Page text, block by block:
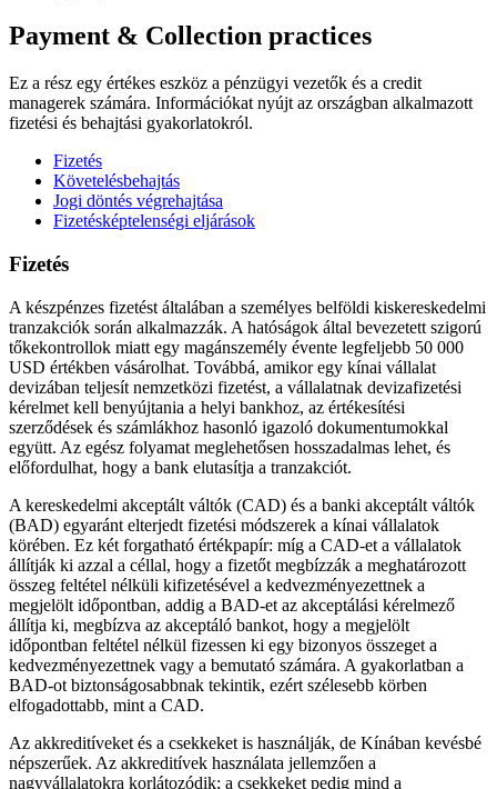
Payment & Collection practices
Ez a rész egy értékes eszköz a pénzügyi vezetők és a credit
managerek számára. Információkat nyújt az országban alkalmazott
fizetési és behajtási gyakorlatokról.
Fizetés
Követelésbehajtás
Jogi döntés végrehajtása
Fizetésképtelenségi eljárások
Fizetés
A készpénzes fizetést általában a személyes belföldi kiskereskedelmi
tranzakciók során alkalmazzák. A hatóságok által bevezetett szigorú
tőkekontrollok miatt egy magánszemély évente legfeljebb 50 000
USD értékben vásárolhat. Továbbá, amikor egy kínai vállalat
devizában teljesít nemzetközi fizetést, a vállalatnak devizafizetési
kérelmet kell benyújtania a helyi bankhoz, az értékesítési
szerződések és számlákhoz hasonló igazoló dokumentumokkal
együtt. Az egész folyamat meglehetősen hosszadalmas lehet, és
előfordulhat, hogy a bank elutasítja a tranzakciót.
A kereskedelmi akceptált váltók (CAD) és a banki akceptált váltók
(BAD) egyaránt elterjedt fizetési módszerek a kínai vállalatok
körében. Ez két forgatható értékpapír: míg a CAD-et a vállalatok
állítják ki azzal a céllal, hogy a fizetőt megbízzák a meghatározott
összeg feltétel nélküli kifizetésével a kedvezményezettnek a
megjelölt időpontban, addig a BAD-et az akceptálási kérelmező
állítja ki, megbízva az akceptáló bankot, hogy a megjelölt
időpontban feltétel nélkül fizessen ki egy bizonyos összeget a
kedvezményezettnek vagy a bemutató számára. A gyakorlatban a
BAD-ot biztonságosabbnak tekintik, ezért szélesebb körben
elfogadottabb, mint a CAD.
Az akkreditíveket és a csekkeket is használják, de Kínában kevésbé
népszerűek. Az akkreditívek használata jellemzően a
nagyvállalatokra korlátozódik; a csekkeket pedig mind a